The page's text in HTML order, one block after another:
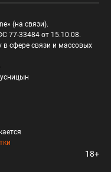
(на связи).
77-33484 от 15.10.08.
сфере связи и массовых
18+